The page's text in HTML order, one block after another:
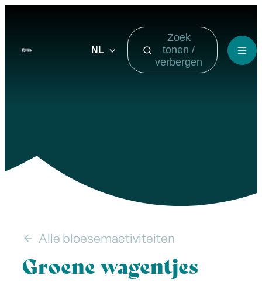
NL
Zoek
tonen /
verbergen
Groene wagentjes in de bloesems|Bilzen-
Alle bloesemactiviteiten
Groene wagentjes